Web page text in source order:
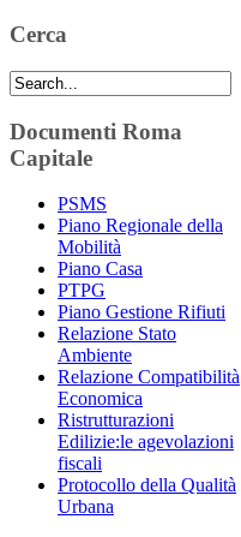
Cerca
Documenti Roma
Capitale
PSMS
Piano Regionale della
Mobilità
Piano Casa
PTPG
Piano Gestione Rifiuti
Relazione Stato
Ambiente
Relazione Compatibilità
Economica
Ristrutturazioni
Edilizie:le agevolazioni
fiscali
Protocollo della Qualità
Urbana